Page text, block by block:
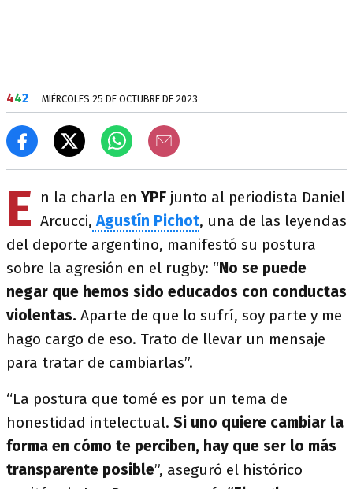
442 MIÉRCOLES 25 DE OCTUBRE DE 2023
E n la charla en YPF junto al periodista Daniel
Arcucci, Agustín Pichot, una de las leyendas
del deporte argentino, manifestó su postura
sobre la agresión en el rugby: “No se puede
negar que hemos sido educados con conductas
violentas. Aparte de que lo sufrí, soy parte y me
hago cargo de eso. Trato de llevar un mensaje
para tratar de cambiarlas”.
“La postura que tomé es por un tema de
honestidad intelectual. Si uno quiere cambiar la
forma en cómo te perciben, hay que ser lo más
transparente posible”, aseguró el histórico